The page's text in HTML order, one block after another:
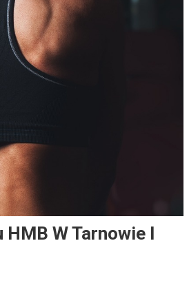
W Tarnowie I